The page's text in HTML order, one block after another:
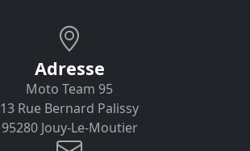
Adresse
Moto Team 95
13 Rue Bernard Palissy
95280 Jouy-Le-Moutier